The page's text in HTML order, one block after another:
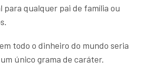
para qualquer pai de família ou
todo o dinheiro do mundo seria
único grama de caráter.